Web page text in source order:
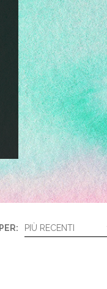
...
E LANCÔM...
PIÙ RECENTI